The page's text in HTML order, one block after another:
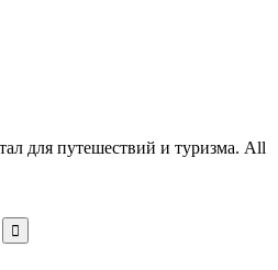
для путешествий и туризма. All